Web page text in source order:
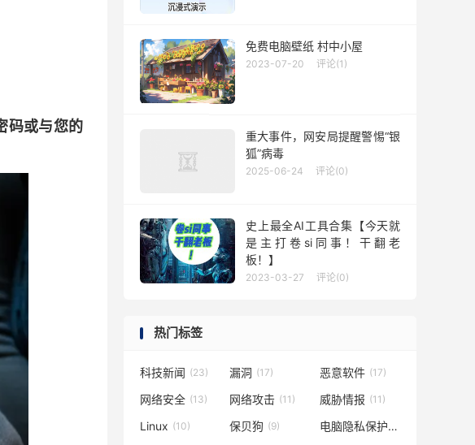
码或与您的
免费电脑壁纸 村中小屋
2023-07-20 评论(1)
重大事件，网安局提醒警惕“银
狐”病毒
2025-06-24 评论(0)
史上最全AI工具合集【今天就
是主打卷si同事！干翻老
板！】
2023-03-27 评论(0)
热门标签
科技新闻 (23) 漏洞 (17) 恶意软件 (17)
网络安全 (13) 网络攻击 (11) 威胁情报 (11)
Linux (10) 保贝狗 (9) 电脑隐私保护
(9)